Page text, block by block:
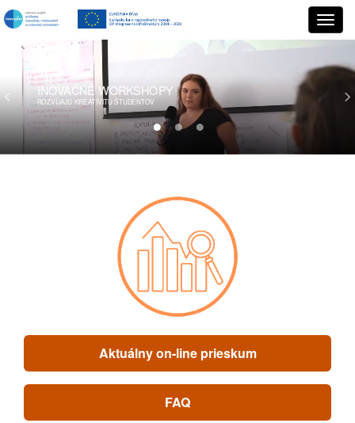
INOVAČNÉWORKSHOPY
ROZVÍJAJÚ KREATIVITU ŠTUDENTOV
Aktuálny on-line prieskum
FAQ